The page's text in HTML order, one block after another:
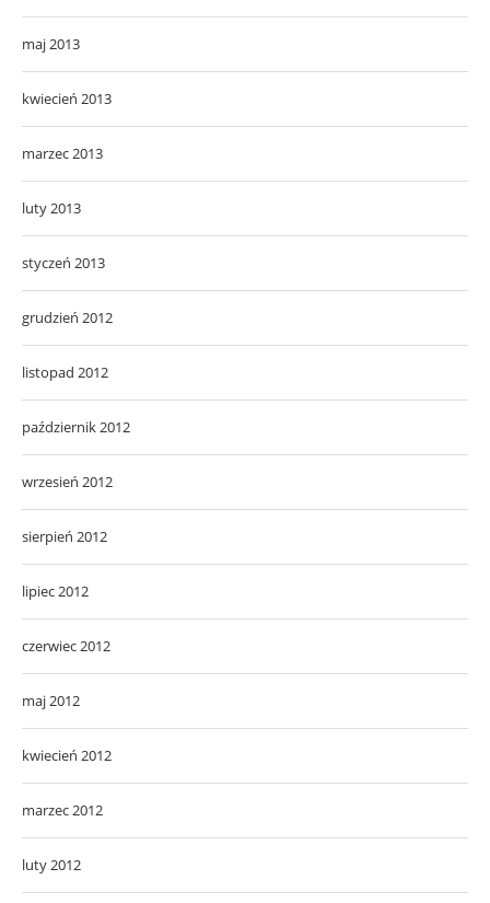
maj 2013
kwiecień 2013
marzec 2013
luty 2013
styczeń 2013
grudzień 2012
listopad 2012
październik 2012
wrzesień 2012
sierpień 2012
lipiec 2012
czerwiec 2012
maj 2012
kwiecień 2012
marzec 2012
luty 2012